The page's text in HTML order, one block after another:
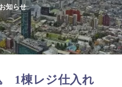
お知らせ
1棟レジ仕入れ